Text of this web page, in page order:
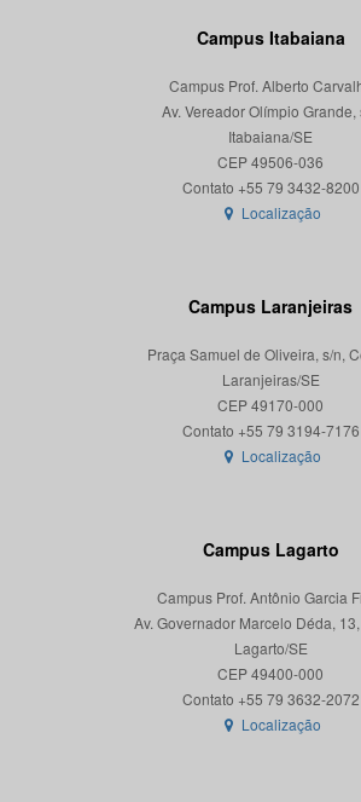
Campus Itabaiana
Campus Prof. Alberto
Av. Vereador Olímpio Grande,
Itabaiana/SE
CEP 49506-036
Localização
Campus Laranjeiras
Praça Samuel de Oliveira, s/n,
Laranjeiras/SE
CEP 49170-000
Localização
Campus Lagarto
Campus Prof. Antônio Garcia
Av. Governador Marcelo Déda,
Lagarto/SE
CEP 49400-000
Localização